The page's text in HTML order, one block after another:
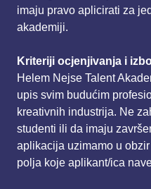
imaju pravo aplicirati za
akademiji.
Kriteriji ocjenjivanja i
Helem Nejse Talent
upis svim budućim
kreativnih industrija. Ne
studenti ili da imaju
aplikacija uzimamo u
polja koje aplikant/ica